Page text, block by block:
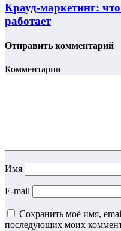
Крауд-маркетинг:
работает
Отправить комментарий
Комментарии
Имя
E-mail
Сохранить моё имя,
последующих моих